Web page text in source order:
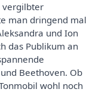
vergilbter
man dringend mal
und Ion
das Publikum an
Beethoven. Ob
wohl noch